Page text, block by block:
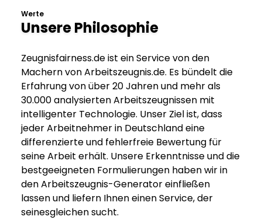
Werte
Unsere Philosophie
Zeugnisfairness.de ist ein Service von den
Machern von Arbeitszeugnis.de. Es bündelt die
Erfahrung von über 20 Jahren und mehr als
30.000 analysierten Arbeitszeugnissen mit
intelligenter Technologie. Unser Ziel ist, dass
jeder Arbeitnehmer in Deutschland eine
differenzierte und fehlerfreie Bewertung für
seine Arbeit erhält. Unsere Erkenntnisse und die
bestgeeigneten Formulierungen haben wir in
den Arbeitszeugnis-Generator einfließen
lassen und liefern Ihnen einen Service, der
seinesgleichen sucht.